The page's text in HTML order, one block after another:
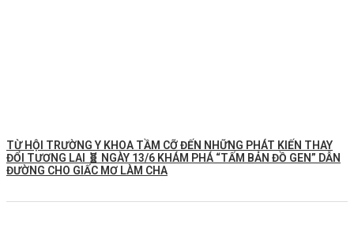
TỪ HỘI TRƯỜNG Y KHOA TẦM CỠ ĐẾN NHỮNG PHÁT KIẾN THAY
ĐỔI TƯƠNG LAI 🧬 NGÀY 13/6 KHÁM PHÁ “TẤM BẢN ĐỒ GEN” DẪN
ĐƯỜNG CHO GIẤC MƠ LÀM CHA